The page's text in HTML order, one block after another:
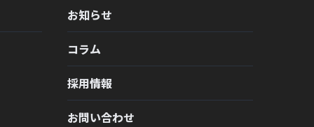
お知らせ
コラム
採用情報
お問い合わせ